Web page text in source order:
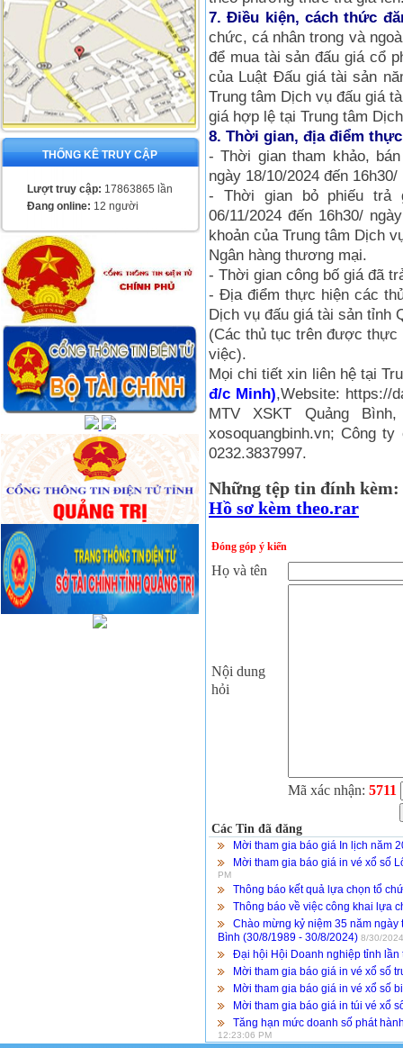
THỐNG KÊ TRUY CẬP
Lượt truy cập: 17863865 lần
Đang online: 12 người
7. Điều kiện, cách thức
chức, cá nhân trong và
để mua tài sản đấu giá cổ
của Luật Đấu giá tài sản
Trung tâm Dịch vụ đấu giá
giá hợp lệ tại Trung tâm
8. Thời gian, địa điểm
- Thời gian tham khảo,
ngày 18/10/2024 đến
- Thời gian bỏ phiếu trả
06/11/2024 đến 16h30/
khoản của Trung tâm Dịch
Ngân hàng thương mại.
- Thời gian công bố giá đã
- Địa điểm thực hiện các
Dịch vụ đấu giá tài sản tỉnh
(Các thủ tục trên được thực
việc).
Mọi chi tiết xin liên hệ tại
đ/c Minh),Website: https://
MTV XSKT Quảng
xosoquangbinh.vn; Công
0232.3837997.
Những tệp tin đính kèm:
Hồ sơ kèm theo.rar
Đóng góp ý kiến
Họ và tên
Nội dung
hỏi
Mã xác nhận: 5711
Các Tin đã đăng
Mời tham gia báo giá In lịch năm
Mời tham gia báo giá in vé xổ số
PM
Thông báo kết quả lựa chọn tổ
Thông báo về việc công khai lựa
Chào mừng kỷ niệm 35 năm ngày
Bình (30/8/1989 - 30/8/2024) 8/30/
Đại hội Hội Doanh nghiệp tỉnh lần
Mời tham gia báo giá in vé xổ số
Mời tham gia báo giá in vé xổ số
Mời tham gia báo giá in túi vé xổ
Tăng hạn mức doanh số phát
12:23:06 PM